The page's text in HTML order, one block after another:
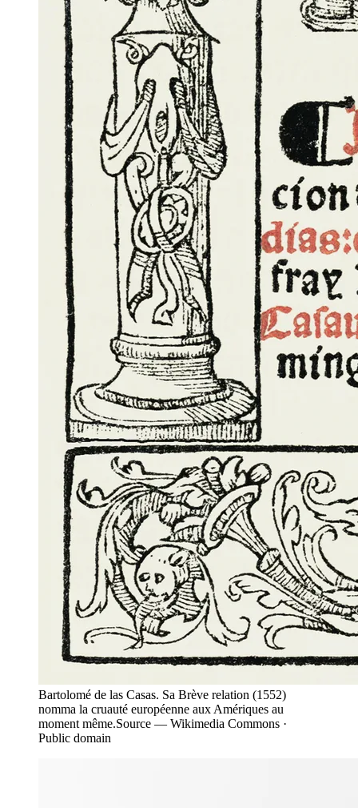
Bartolomé de las Casas. Sa Brève relation (1552)
nomma la cruauté européenne aux Amériques au
moment même.Source — Wikimedia Commons ·
Public domain